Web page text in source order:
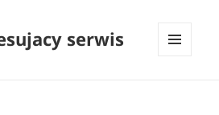
serwis